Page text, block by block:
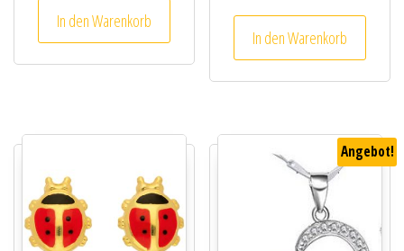
In den Warenkorb
In den Warenkorb
Angebot!